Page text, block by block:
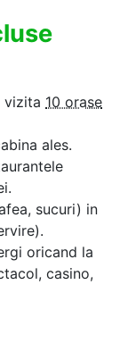
vizita 10 orase
ales.
sucuri) in
oricand la
casino,